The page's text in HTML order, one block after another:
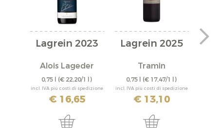
Lagrein 2023
Alois Lageder
0,75 l (€ 22,20/1 l)
incl. IVA più costi di spedizione
€ 16,65
Lagrein 2025
Tramin
0,75 l (€ 17,47/1 l)
incl. IVA più costi di spedizione
€ 13,10